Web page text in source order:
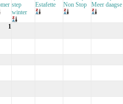
step
winter
Estafette
Non Stop
Meer daagse
1